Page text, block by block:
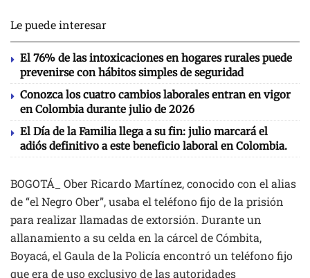
Le puede interesar
El 76% de las intoxicaciones en hogares rurales puede
prevenirse con hábitos simples de seguridad
Conozca los cuatro cambios laborales entran en vigor
en Colombia durante julio de 2026
El Día de la Familia llega a su fin: julio marcará el
adiós definitivo a este beneficio laboral en Colombia.
BOGOTÁ_ Ober Ricardo Martínez, conocido con el alias
de “el Negro Ober”, usaba el teléfono fijo de la prisión
para realizar llamadas de extorsión. Durante un
allanamiento a su celda en la cárcel de Cómbita,
Boyacá, el Gaula de la Policía encontró un teléfono fijo
que era de uso exclusivo de las autoridades